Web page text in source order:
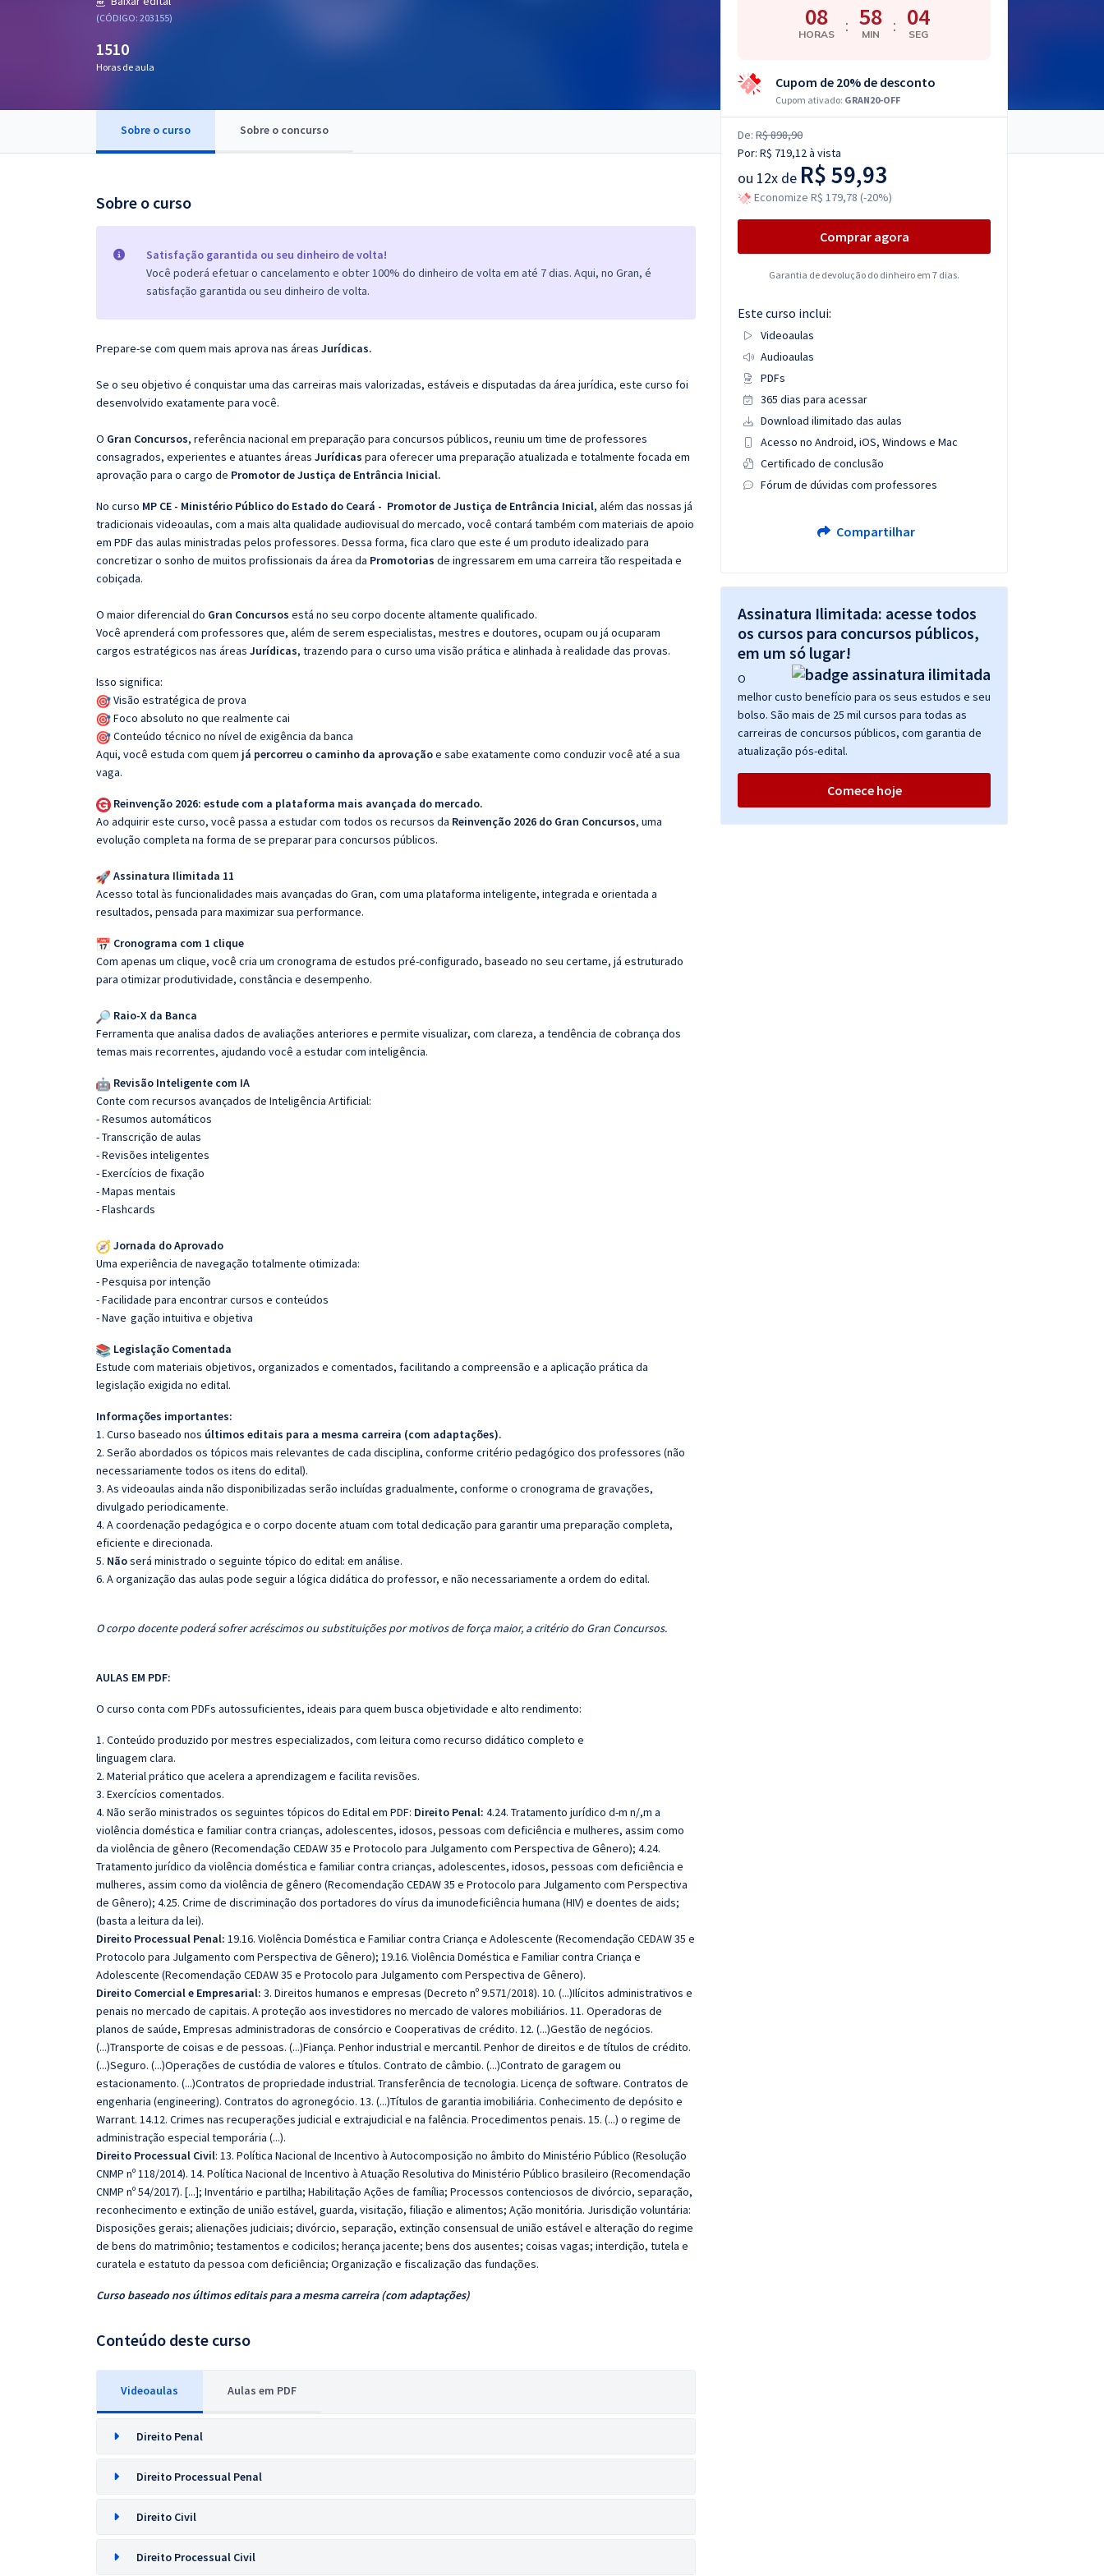
Conteúdo gratuito
(CÓDIGO: 203155)
1510
Horas de aula
Sobre o curso Sobre o concurso
Sobre o curso
Satisfação garantida ou seu dinheiro de volta!
Você poderá efetuar o cancelamento e obter 100% do dinheiro de volta em até 7 dias. Aqui, no Gran, é
satisfação garantida ou seu dinheiro de volta.
Prepare-se com quem mais aprova nas áreas Jurídicas.
Se o seu objetivo é conquistar uma das carreiras mais valorizadas, estáveis e disputadas da área jurídica, este curso foi
desenvolvido exatamente para você.
O Gran Concursos, referência nacional em preparação para concursos públicos, reuniu um time de professores
consagrados, experientes e atuantes áreas Jurídicas para oferecer uma preparação atualizada e totalmente focada em
aprovação para o cargo de Promotor de Justiça de Entrância Inicial.
No curso MP CE - Ministério Público do Estado do Ceará - Promotor de Justiça de Entrância Inicial, além das nossas já
tradicionais videoaulas, com a mais alta qualidade audiovisual do mercado, você contará também com materiais de apoio
em PDF das aulas ministradas pelos professores. Dessa forma, fica claro que este é um produto idealizado para
concretizar o sonho de muitos profissionais da área da Promotorias de ingressarem em uma carreira tão respeitada e
cobiçada.
O maior diferencial do Gran Concursos está no seu corpo docente altamente qualificado.
Você aprenderá com professores que, além de serem especialistas, mestres e doutores, ocupam ou já ocuparam
cargos estratégicos nas áreas Jurídicas, trazendo para o curso uma visão prática e alinhada à realidade das provas.
Isso significa:
Visão estratégica de prova
Foco absoluto no que realmente cai
Conteúdo técnico no nível de exigência da banca
Aqui, você estuda com quem já percorreu o caminho da aprovaçãoe sabe exatamente como conduzir você até a sua
vaga.
Reinvenção 2026: estude com a plataforma mais avançada do mercado.
Ao adquirir este curso, você passa a estudar com todos os recursos da Reinvenção 2026 do Gran Concursos, uma
evolução completa na forma de se preparar para concursos públicos.
Assinatura Ilimitada 11
Acesso total às funcionalidades mais avançadas do Gran, com uma plataforma inteligente, integrada e orientada a
resultados, pensada para maximizar sua performance.
Cronograma com 1 clique
Com apenas um clique, você cria um cronograma de estudos pré-configurado, baseado no seu certame, já estruturado
para otimizar produtividade, constância e desempenho.
Raio-X da Banca
Ferramenta que analisa dados de avaliações anteriores e permite visualizar, com clareza, a tendência de cobrança dos
temas mais recorrentes, ajudando você a estudar com inteligência.
Revisão Inteligente com IA
Conte com recursos avançados de Inteligência Artificial:
- Resumos automáticos
- Transcrição de aulas
- Revisões inteligentes
- Exercícios de fixação
- Mapas mentais
- Flashcards
Jornada do Aprovado
Uma experiência de navegação totalmente otimizada:
- Pesquisa por intenção
- Facilidade para encontrar cursos e conteúdos
- Nave gação intuitiva e objetiva
Legislação Comentada
Estude com materiais objetivos, organizados e comentados, facilitando a compreensão e a aplicação prática da
legislação exigida no edital.
Informações importantes:
1. Curso baseado nos últimos editais para a mesma carreira (com adaptações).
2. Serão abordados os tópicos mais relevantes de cada disciplina, conforme critério pedagógico dos professores (não
necessariamente todos os itens do edital).
3. As videoaulas ainda não disponibilizadas serão incluídas gradualmente, conforme o cronograma de gravações,
divulgado periodicamente.
4. A coordenação pedagógica e o corpo docente atuam com total dedicação para garantir uma preparação completa,
eficiente e direcionada.
5. Nãoserá ministrado o seguinte tópico do edital: em análise.
6. A organização das aulas pode seguir a lógica didática do professor, e não necessariamente a ordem do edital.
O corpo docente poderá sofrer acréscimos ou substituições por motivos de força maior, a critério do Gran Concursos.
AULAS EM PDF:
O curso conta com PDFs autossuficientes, ideais para quem busca objetividade e alto rendimento:
1. Conteúdo produzido por mestres especializados, com leitura como recurso didático completo e
linguagem clara.
2. Material prático que acelera a aprendizagem e facilita revisões.
3. Exercícios comentados.
4. Não serão ministrados os seguintes tópicos do Edital em PDF: Direito Penal: 4.24. Tratamento jurídico d-m n/,m a
violência doméstica e familiar contra crianças, adolescentes, idosos, pessoas com deficiência e mulheres, assim como
da violência de gênero (Recomendação CEDAW 35 e Protocolo para Julgamento com Perspectiva de Gênero); 4.24.
Tratamento jurídico da violência doméstica e familiar contra crianças, adolescentes, idosos, pessoas com deficiência e
mulheres, assim como da violência de gênero (Recomendação CEDAW 35 e Protocolo para Julgamento com Perspectiva
de Gênero); 4.25. Crime de discriminação dos portadores do vírus da imunodeficiência humana (HIV) e doentes de aids;
(basta a leitura da lei).
Direito Processual Penal: 19.16. Violência Doméstica e Familiar contra Criança e Adolescente (Recomendação CEDAW 35 e
Protocolo para Julgamento com Perspectiva de Gênero); 19.16. Violência Doméstica e Familiar contra Criança e
Adolescente (Recomendação CEDAW 35 e Protocolo para Julgamento com Perspectiva de Gênero).
Direito Comercial e Empresarial: 3. Direitos humanos e empresas (Decreto nº 9.571/2018). 10. (...)Ilícitos administrativos e
penais no mercado de capitais. A proteção aos investidores no mercado de valores mobiliários. 11. Operadoras de
planos de saúde, Empresas administradoras de consórcio e Cooperativas de crédito. 12. (...)Gestão de negócios.
(...)Transporte de coisas e de pessoas. (...)Fiança. Penhor industrial e mercantil. Penhor de direitos e de títulos de crédito.
(...)Seguro. (...)Operações de custódia de valores e títulos. Contrato de câmbio. (...)Contrato de garagem ou
estacionamento. (...)Contratos de propriedade industrial. Transferência de tecnologia. Licença de software. Contratos de
engenharia (engineering). Contratos do agronegócio. 13. (...)Títulos de garantia imobiliária. Conhecimento de depósito e
Warrant. 14.12. Crimes nas recuperações judicial e extrajudicial e na falência. Procedimentos penais. 15. (...) o regime de
administração especial temporária (...).
Direito Processual Civil: 13. Política Nacional de Incentivo à Autocomposição no âmbito do Ministério Público (Resolução
CNMP nº 118/2014). 14. Política Nacional de Incentivo à Atuação Resolutiva do Ministério Público brasileiro (Recomendação
CNMP nº 54/2017). [...]; Inventário e partilha; Habilitação Ações de família; Processos contenciosos de divórcio, separação,
reconhecimento e extinção de união estável, guarda, visitação, filiação e alimentos; Ação monitória. Jurisdição voluntária:
Disposições gerais; alienações judiciais; divórcio, separação, extinção consensual de união estável e alteração do regime
de bens do matrimônio; testamentos e codicilos; herança jacente; bens dos ausentes; coisas vagas; interdição, tutela e
curatela e estatuto da pessoa com deficiência; Organização e fiscalização das fundações.
Curso baseado nosúltimos editais para a mesma carreira (com adaptações)
Conteúdo deste curso
Videoaulas Aulas em PDF
Direito Penal
Direito Processual Penal
Direito Civil
Direito Processual Civil
08
HORAS : 58
MIN : 03
SEG
Cupom de 20% de desconto
Cupom ativado: GRAN20-OFF
De: R$ 898,90
Por: R$ 719,12à vista
ou 12x de R$ 59,93
Economize R$ 179,78 (-20%)
Comprar agora
Garantia de devolução do dinheiro em 7 dias.
Este curso inclui:
Videoaulas
Audioaulas
PDFs
365 dias para acessar
Download ilimitado das aulas
Acesso no Android, iOS, Windows e Mac
Certificado de conclusão
Fórum de dúvidas com professores
Compartilhar
Assinatura Ilimitada: acesse todos
os cursos para concursos públicos,
em um só lugar!
O
melhor custo benefício para os seus estudos e seu
bolso. São mais de 25 mil cursos para todas as
carreiras de concursos públicos, com garantia de
atualização pós-edital.
Comece hoje